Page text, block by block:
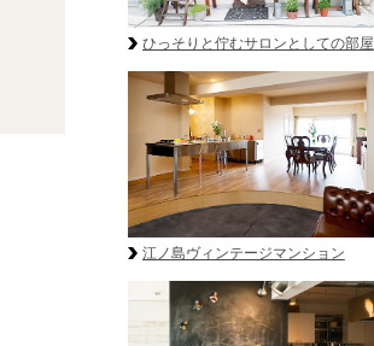
ひっそりと佇むサロンとしての部屋
江ノ島ヴィンテージマンション